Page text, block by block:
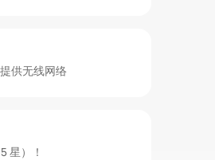
供无线网络
星）！